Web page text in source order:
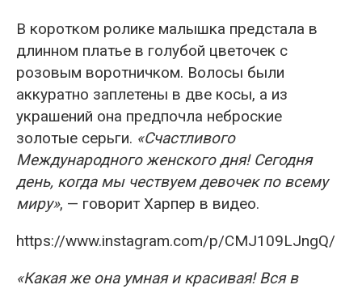
В коротком ролике малышка предстала в
длинном платье в голубой цветочек с
розовым воротничком. Волосы были
аккуратно заплетены в две косы, а из
украшений она предпочла неброские
золотые серьги. «Счастливого
Международного женского дня! Сегодня
день, когда мы чествуем девочек по всему
миру», — говорит Харпер в видео.
https://www.instagram.com/p/CMJ109LJngQ/
«Какая же она умная и красивая! Вся в